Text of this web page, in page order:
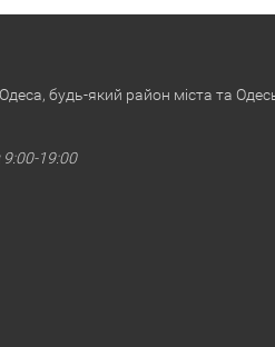
будь-який район міста та
19:00